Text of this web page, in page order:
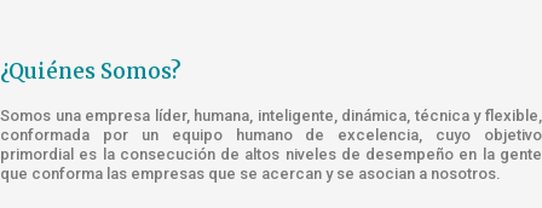
¿Quiénes Somos?
Somos una empresa líder, humana, inteligente, dinámica, técnica y flexible,
conformada por un equipo humano de excelencia, cuyo objetivo
primordial es la consecución de altos niveles de desempeño en la gente
que conforma las empresas que se acercan y se asocian a nosotros.